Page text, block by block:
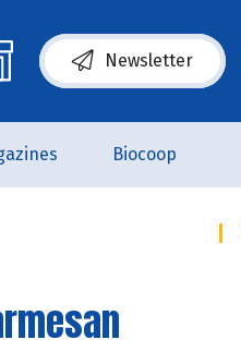
Newsletter
(s’ouvre dans une
Biocoop